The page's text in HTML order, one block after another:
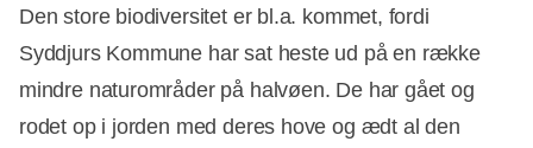
Den store biodiversitet er bl.a. kommet, fordi
Syddjurs Kommune har sat heste ud på en række
mindre naturområder på halvøen. De har gået og
rodet op i jorden med deres hove og ædt al den